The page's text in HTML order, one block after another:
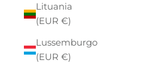
Lituania
(EUR €)
Lussemburgo
(EUR €)